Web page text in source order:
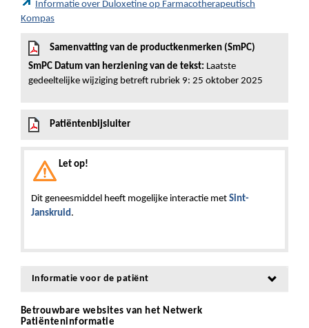
Informatie over Duloxetine op Farmacotherapeutisch
Kompas
Samenvatting van de productkenmerken (SmPC)
SmPC Datum van herziening van de tekst: Laatste
gedeeltelijke wijziging betreft rubriek 9: 25 oktober 2025
Patiëntenbijsluiter
Let op!
Dit geneesmiddel heeft mogelijke interactie met Sint-
Janskruid.
Informatie voor de patiënt
Betrouwbare websites van het Netwerk
Patiënteninformatie